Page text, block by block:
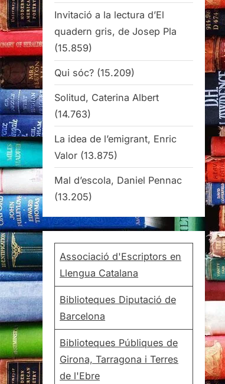
Invitació a la lectura d’El
quadern gris, de Josep Pla
(15.859)
Qui sóc? (15.209)
Solitud, Caterina Albert
(14.763)
La idea de l’emigrant, Enric
Valor (13.875)
Mal d’escola, Daniel Pennac
(13.205)
Associació d'Escriptors en
Llengua Catalana
Biblioteques Diputació de
Barcelona
Biblioteques Públiques de
Girona, Tarragona i Terres
de l'Ebre